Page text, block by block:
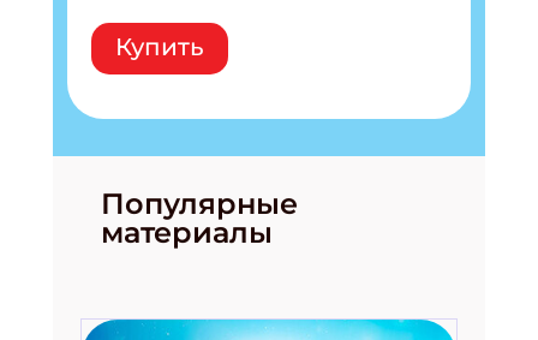
Купить
Популярные
материалы